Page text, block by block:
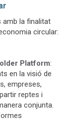
amb la finalitat
circular:
Platform:
en la visió de
empreses,
reptes i
conjunta.